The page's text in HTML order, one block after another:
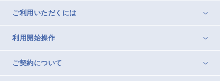
ご利用いただくには
利用開始操作
ご契約について